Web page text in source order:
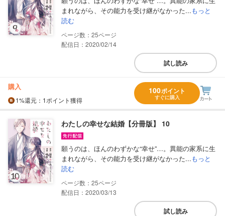
まれながら、その能力を受け継がなかった...もっと
読む
25
配信日：2020/02/14
試し読み
購入
1%還元 ：1ポイント獲得
100ポイント
すぐに購入
わたしの幸せな結婚【分冊版】 10
願うのは、ほんのわずかな“幸せ”…。異能の家系に生
まれながら、その能力を受け継がなかった...もっと
読む
25
配信日：2020/03/13
試し読み